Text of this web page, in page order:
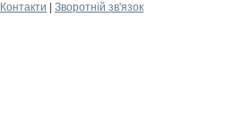
Контакти
Зворотній зв'язок